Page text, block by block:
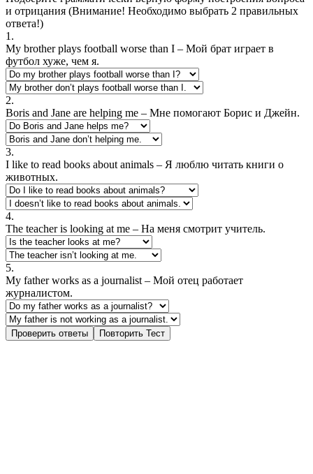
и отрицания (Внимание! Необходимо выбрать 2 правильных
ответа!)
1.
My brother plays football worse than I – Мой брат играет в
футбол хуже, чем я.
2.
Boris and Jane are helping me – Мне помогают Борис и Джейн.
3.
I like to read books about animals – Я люблю читать книги о
животных.
4.
The teacher is looking at me – На меня смотрит учитель.
5.
My father works as a journalist – Мой отец работает
журналистом.